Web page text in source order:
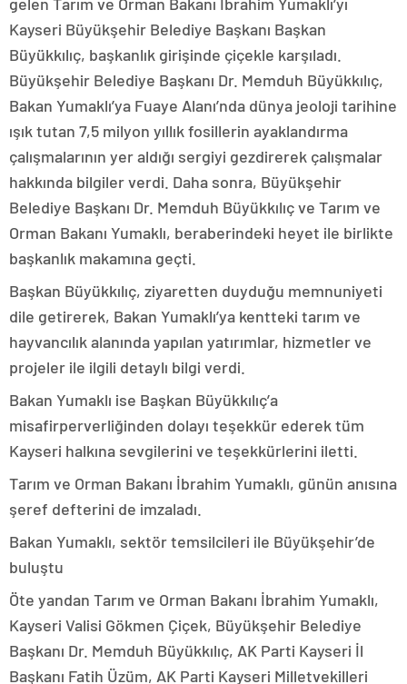
Kayseri Büyükşehir Belediye Başkanı Başkan
Büyükkılıç, başkanlık girişinde çiçekle karşıladı.
Büyükşehir Belediye Başkanı Dr. Memduh Büyükkılıç,
Bakan Yumaklı’ya Fuaye Alanı’nda dünya jeoloji tarihine
ışık tutan 7,5 milyon yıllık fosillerin ayaklandırma
çalışmalarının yer aldığı sergiyi gezdirerek çalışmalar
hakkında bilgiler verdi. Daha sonra, Büyükşehir
Belediye Başkanı Dr. Memduh Büyükkılıç ve Tarım ve
Orman Bakanı Yumaklı, beraberindeki heyet ile birlikte
başkanlık makamına geçti.
Başkan Büyükkılıç, ziyaretten duyduğu memnuniyeti
dile getirerek, Bakan Yumaklı’ya kentteki tarım ve
hayvancılık alanında yapılan yatırımlar, hizmetler ve
projeler ile ilgili detaylı bilgi verdi.
Bakan Yumaklı ise Başkan Büyükkılıç’a
misafirperverliğinden dolayı teşekkür ederek tüm
Kayseri halkına sevgilerini ve teşekkürlerini iletti.
Tarım ve Orman Bakanı İbrahim Yumaklı, günün anısına
şeref defterini de imzaladı.
Bakan Yumaklı, sektör temsilcileri ile Büyükşehir’de
buluştu
Öte yandan Tarım ve Orman Bakanı İbrahim Yumaklı,
Kayseri Valisi Gökmen Çiçek, Büyükşehir Belediye
Başkanı Dr. Memduh Büyükkılıç, AK Parti Kayseri İl
Başkanı Fatih Üzüm, AK Parti Kayseri Milletvekilleri